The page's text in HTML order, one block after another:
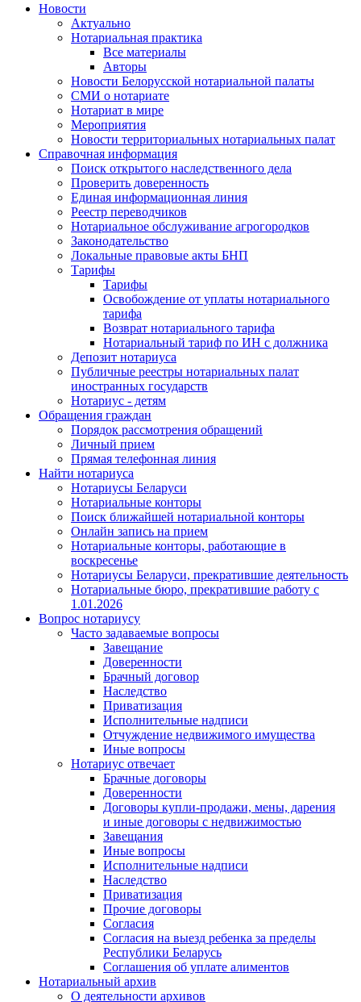
Новости
Актуально
Нотариальная практика
Все материалы
Авторы
Новости Белорусской нотариальной палаты
СМИ о нотариате
Нотариат в мире
Мероприятия
Новости территориальных нотариальных палат
Справочная информация
Поиск открытого наследственного дела
Проверить доверенность
Единая информационная линия
Реестр переводчиков
Нотариальное обслуживание агрогородков
Законодательство
Локальные правовые акты БНП
Тарифы
Тарифы
Освобождение от уплаты нотариального
тарифа
Возврат нотариального тарифа
Нотариальный тариф по ИН с должника
Депозит нотариуса
Публичные реестры нотариальных палат
иностранных государств
Нотариус - детям
Обращения граждан
Порядок рассмотрения обращений
Личный прием
Прямая телефонная линия
Найти нотариуса
Нотариусы Беларуси
Нотариальные конторы
Поиск ближайшей нотариальной конторы
Онлайн запись на прием
Нотариальные конторы, работающие в
воскресенье
Нотариусы Беларуси, прекратившие деятельность
Нотариальные бюро, прекратившие работу с
1.01.2026
Вопрос нотариусу
Часто задаваемые вопросы
Завещание
Доверенности
Брачный договор
Наследство
Приватизация
Исполнительные надписи
Отчуждение недвижимого имущества
Иные вопросы
Нотариус отвечает
Брачные договоры
Доверенности
Договоры купли-продажи, мены, дарения
и иные договоры с недвижимостью
Завещания
Иные вопросы
Исполнительные надписи
Наследство
Приватизация
Прочие договоры
Согласия
Согласия на выезд ребенка за пределы
Республики Беларусь
Соглашения об уплате алиментов
Нотариальный архив
О деятельности архивов